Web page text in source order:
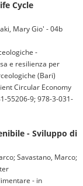
Cycle
Mary Gio' - 04b
-
e resilienza per
(Bari)
Circular Economy
55206-9; 978-3-031-
- Sviluppo di
Savastano, Marco;
- in